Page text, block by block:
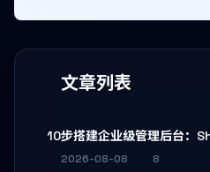
文章列表
10步搭建企业级管理后台：
2026-08-08
8